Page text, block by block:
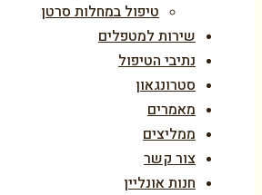
טיפול במחלות סרטן
שירות למטפלים
נתיבי הטיפול
סטרונגאון
מאמרים
ממליצים
צור קשר
חנות אונליין